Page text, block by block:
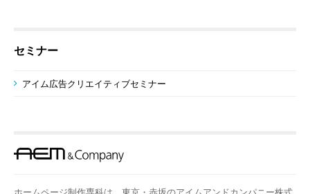
セミナー
アイム広告クリエイティブセミナー